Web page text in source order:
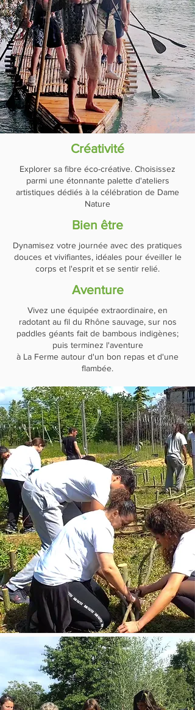
Créativité
Explorer sa fibre éco-créative. Choisissez
parmi une étonnante palette d'ateliers
artistiques dédiés à la célébration de Dame
Nature
Bien être
Dynamisez votre journée avec des pratiques
douces et vivifiantes, idéales pour éveiller le
corps et l'esprit et se sentir relié.
Aventure
Vivez une équipée extraordinaire, en
radotant au fil du Rhône sauvage, sur nos
paddles géants fait de bambous indigènes;
puis terminez l'aventure
à La Ferme autour d'un bon repas et d'une
flambée.